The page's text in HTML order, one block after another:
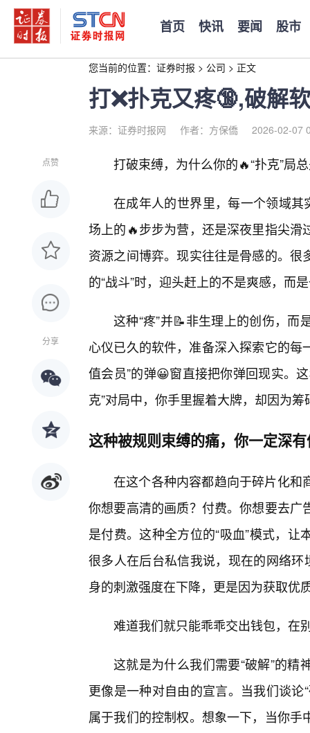
首页 快讯 要闻 股市
您当前的位置： 证券时报 > 公司 > 正文
打❌扑克又疼🔞,破解
来源：证券时报网 作者：方保僑 2026-02-07
点赞
分享
打破束缚，为什么你的🔥“扑克”局
在成年人的世界里，每一个领域其
场上的🔥步步为营，还是深夜里指尖
资源之间博弈。现实往往是骨感的。
的“战斗”时，迎头赶上的不是爽感，而
这种“疼”并📝非生理上的创伤，
心仪已久的软件，准备深入探索它的每
值会员”的弹😀窗直接把你弹回现实。
克”对局中，你手里握着大牌，却因为
这种被规则束缚的痛，你一定深
在这个各种内容都趋向于碎片化和
你想要高清的画质？付费。你想要去
是付费。这种全方位的“吸血”模式，
很多人在后台私信我说，现在的网络
身的刺激强度在下降，更是因为获取优
难道我们就只能乖乖交出钱包，在
这就是为什么我们需要“破解”的
更像是一种对自由的宣言。当我们谈
属于我们的控制权。想象一下，当你